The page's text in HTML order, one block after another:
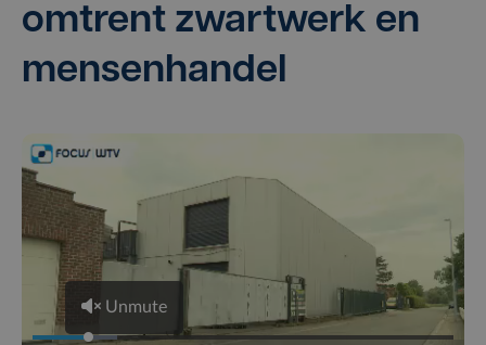
omtrent zwart­werk en
mensenhandel